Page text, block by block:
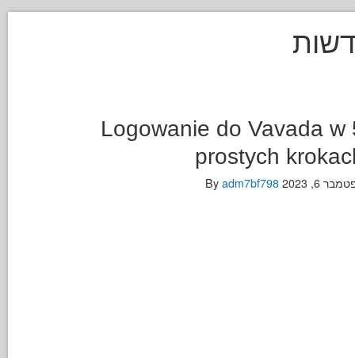
Logowanie do Vavada w
prostych
6, 2023
adm7bf798